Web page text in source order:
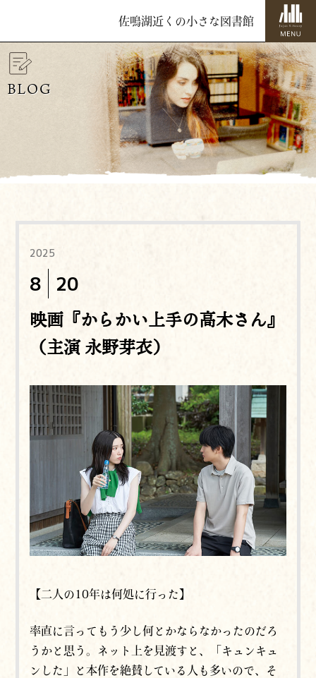
佐鳴湖近くの小さな図書館
BLOG
2025
8 20
映画『からかい上手の高木さん』
（主演 永野芽衣）
【二人の10年は何処に行った】
率直に言ってもう少し何とかならなかったのだろ
うかと思う。ネット上を見渡すと、「キュンキュ
ンした」と本作を絶賛している人も多いので、そ